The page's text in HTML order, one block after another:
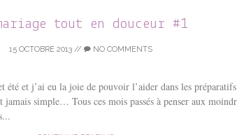
tout en douceur #1
15 OCTOBRE 2013// NO COMMENTS
été et j’ai eu la joie de pouvoir l’aider dans les
jamais simple… Tous ces mois passés à penser aux